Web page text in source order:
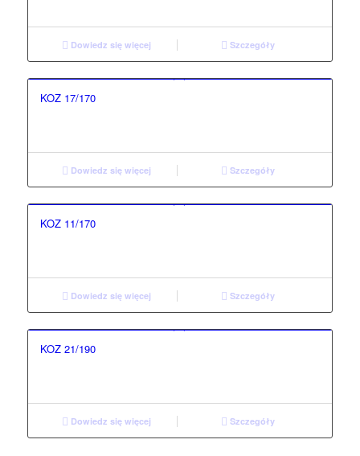
Dowiedz się więcej Szczegóły
KOZ 17/170
Dowiedz się więcej Szczegóły
KOZ 11/170
Dowiedz się więcej Szczegóły
KOZ 21/190
Dowiedz się więcej Szczegóły